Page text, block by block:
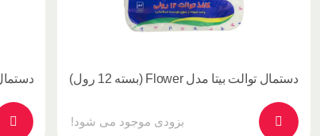
دستمال توالت بیتا مدل Flower (بسته 12 رول)
بزودی موجود می شود!